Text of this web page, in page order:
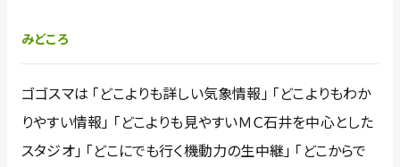
みどころ
ゴゴスマは 「どこよりも詳しい気象情報」 「どこよりもわか
りやすい情報」 「どこよりも見やすいＭＣ石井を中心とした
スタジオ」 「どこにでも行く機動力の生中継」 「どこからで